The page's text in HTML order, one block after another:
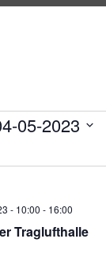
05-2023
Traglufthalle
- 10:00 - 16:00